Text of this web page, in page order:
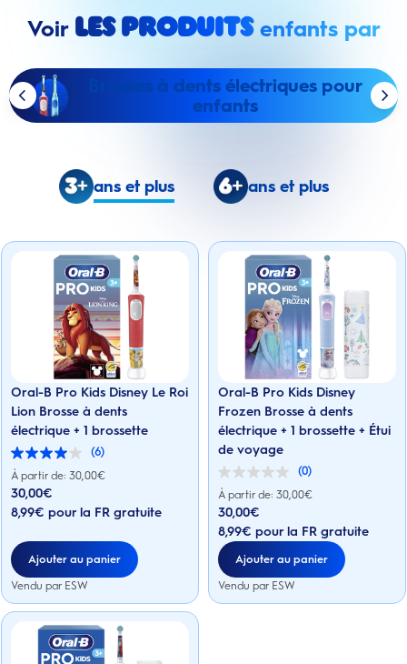
Voir les produitsenfants par
Brosses à dents électriques pour
enfants
ans et plus ans et plus
Oral-B Pro Kids Disney Le Roi
Lion Brosse à dents
électrique + 1 brossette
(6)
4.0
sur
5
étoiles.
6
À partir de: 30,00€
Prix actuel : 30,00€
30,00€
8,99€ pour la FR gratuite
Ajouter au panier
Vendu par ESW
Oral-B Pro Kids Disney
Frozen Brosse à dents
électrique + 1 brossette + Étui
de voyage
(0)
0.0
sur
5
étoiles.
À partir de: 30,00€
Prix actuel : 30,00€
30,00€
8,99€ pour la FR gratuite
Ajouter au panier
Vendu par ESW